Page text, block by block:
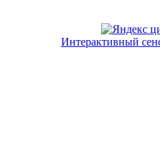
Интерактивный